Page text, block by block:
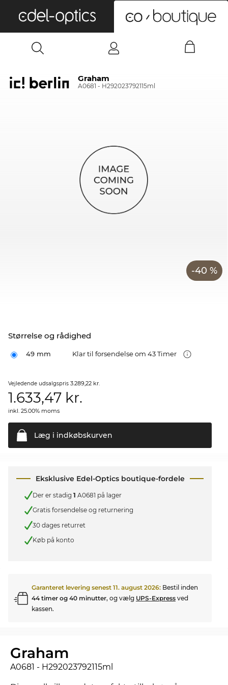
Graham
A0681 - H292023792115ml
-40 %
Størrelse og rådighed
49 mm Klar til forsendelse om 43 Timer
Vejledende udsalgspris 3.289,22 kr.
1.633,47 kr.
inkl. 25.00% moms
Læg i indkøbskurven
Eksklusive Edel-Optics boutique-fordele
Der er stadig 1 A0681 på lager
Gratis forsendelse og returnering
30 dages returret
Køb på konto
Garanteret levering senest 11. august 2026: Bestil inden
44 timer og 40 minutter, og vælg UPS-Express ved
kassen.
Graham
A0681 - H292023792115ml